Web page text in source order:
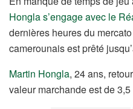
Hongla s’engage avec le
dernières heures du
camerounais est prêté
Martin Hongla, 24 ans,
valeur marchande est de 3,5